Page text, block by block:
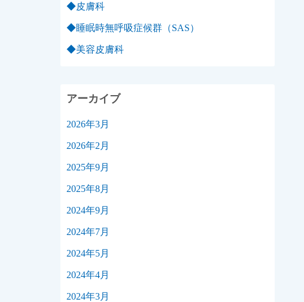
◆皮膚科
◆睡眠時無呼吸症候群（SAS）
◆美容皮膚科
アーカイブ
2026年3月
2026年2月
2025年9月
2025年8月
2024年9月
2024年7月
2024年5月
2024年4月
2024年3月